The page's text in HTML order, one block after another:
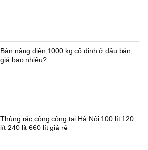
Bàn nâng điện 1000 kg cố định ở đâu bán,
giá bao nhiêu?
Thùng rác công cộng tại Hà Nội 100 lít 120
lít 240 lít 660 lít giá rẻ